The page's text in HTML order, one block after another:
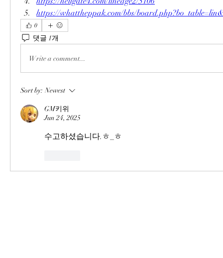
https://whattheppak.com/bbs/
0
댓글 1개
Write a comment...
Sort by: Newest
GM키위
Jun 24, 2025
수고하셨습니다.ㅎ_ㅎ